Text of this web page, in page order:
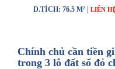
D.TÍCH: 76.5 M² | LIÊN
Chính chủ cần tiền
trong 3 lô đất sổ đỏ